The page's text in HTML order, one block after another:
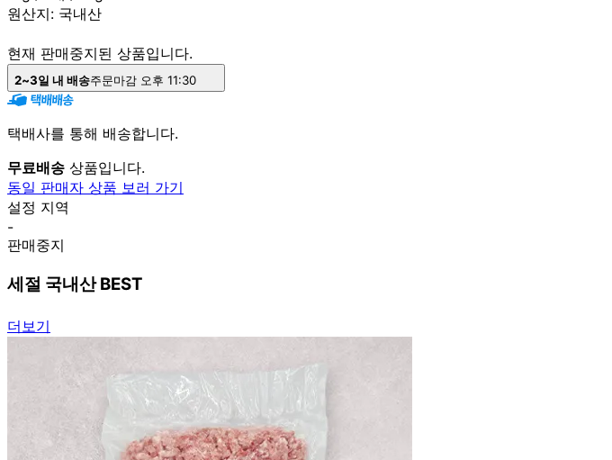
원산지: 국내산
현재 판매중지된 상품입니다.
2~3일 내 배송주문마감 오후 11:30
택배사를 통해 배송합니다.
무료배송 상품입니다.
동일 판매자 상품 보러 가기
설정 지역
-
판매중지
세절 국내산 BEST
더보기